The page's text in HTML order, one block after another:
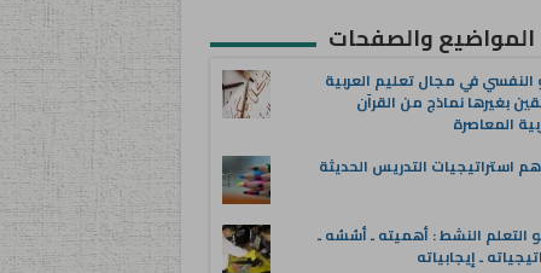
المواضيع والصفحات
النفسي في مجال تعليم العربية
بغيرها نماذج من القرآن
المعاصرة
استراتيجيات التدريس الحديثة
التعلم النشط : أهميته ـ أسُسُه ـ
ـ إيجابياته